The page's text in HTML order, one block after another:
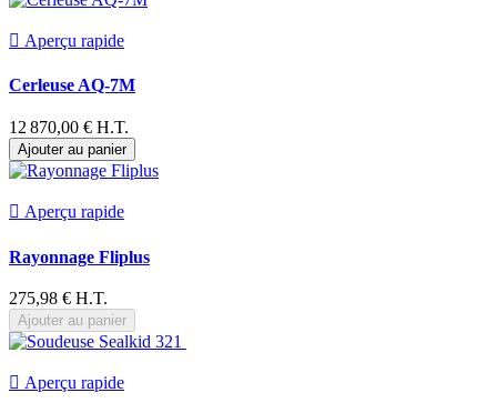
 Aperçu rapide
Cerleuse AQ-7M
12 870,00 € H.T.
Ajouter au panier
 Aperçu rapide
Rayonnage Fliplus
275,98 € H.T.
Ajouter au panier
 Aperçu rapide